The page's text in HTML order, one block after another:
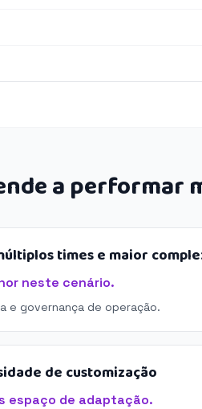
a performar
times e maior
neste cenário.
e governança de operação.
de customização
espaço de adaptação.